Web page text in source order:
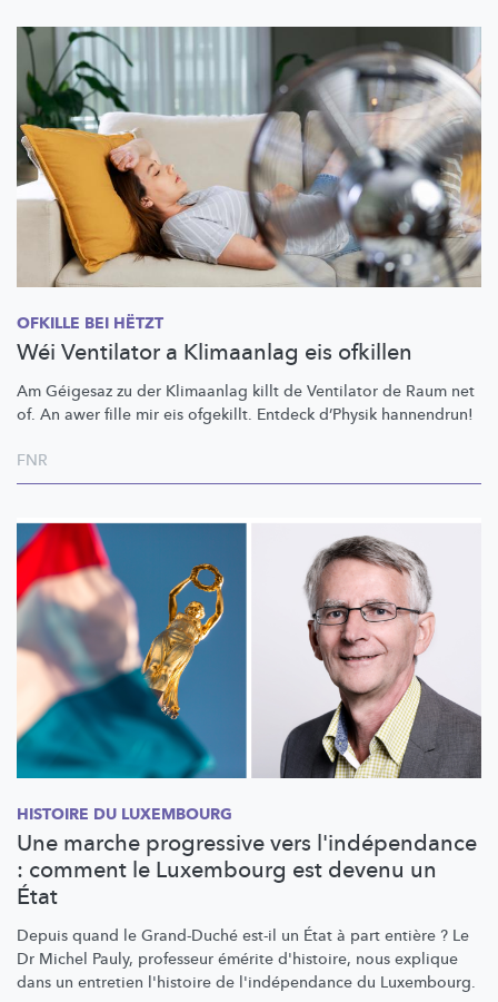
OFKILLE BEI HËTZT
Wéi Ventilator a Klimaanlag eis ofkillen
Am Géigesaz zu der Klimaanlag killt de Ventilator de Raum net
of. An awer fille mir eis ofgekillt. Entdeck d’Physik hannendrun!
FNR
HISTOIRE DU LUXEMBOURG
Une marche progressive vers l'indépendance
: comment le Luxembourg est devenu un
État
Depuis quand le Grand-Duché est-il un État à part entière ? Le
Dr Michel Pauly, professeur émérite d'histoire, nous explique
dans un entretien l'histoire de l'indépendance du Luxembourg.